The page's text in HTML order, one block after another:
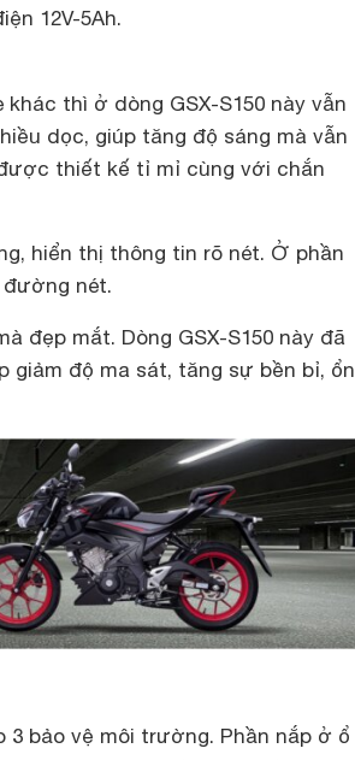
12V-5Ah.
thì ở dòng GSX-S150 này vẫn
dọc, giúp tăng độ sáng mà vẫn
thiết kế tỉ mỉ cùng với chắn
hiển thị thông tin rõ nét. Ở phần
nét.
đẹp mắt. Dòng GSX-S150 này đã
giảm độ ma sát, tăng sự bền bỉ, ổn
3 bảo vệ môi trường. Phần nắp ở ổ